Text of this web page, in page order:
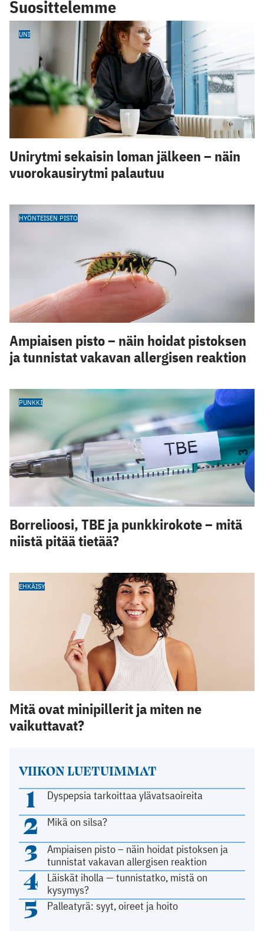
VIIKON LUETUIMMAT
1 Dyspepsia tarkoittaa ylävatsaoireita
2 Mikä on silsa?
3
Ampiaisen pisto – näin hoidat pistoksen ja
tunnistat vakavan allergisen reaktion
4
Läiskät iholla — tunnistatko, mistä on
kysymys?
5 Palleatyrä: syyt, oireet ja hoito
Suosittelemme
UNI
Unirytmi sekaisin loman jälkeen – näin
vuorokausirytmi palautuu
HYÖNTEISEN PISTO
Ampiaisen pisto – näin hoidat pistoksen
ja tunnistat vakavan allergisen reaktion
PUNKKI
Borrelioosi, TBE ja punkkirokote – mitä
niistä pitää tietää?
EHKÄISY
Mitä ovat minipillerit ja miten ne
vaikuttavat?